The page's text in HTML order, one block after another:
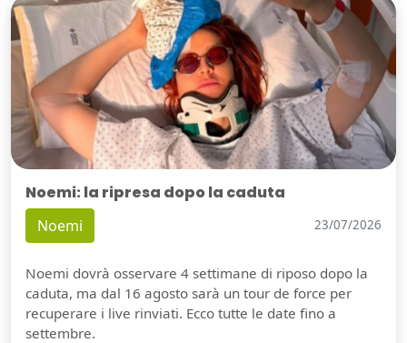
Noemi: la ripresa dopo la caduta
Noemi 23/07/2026
Noemi dovrà osservare 4 settimane di riposo dopo la
caduta, ma dal 16 agosto sarà un tour de force per
recuperare i live rinviati. Ecco tutte le date fino a
settembre.